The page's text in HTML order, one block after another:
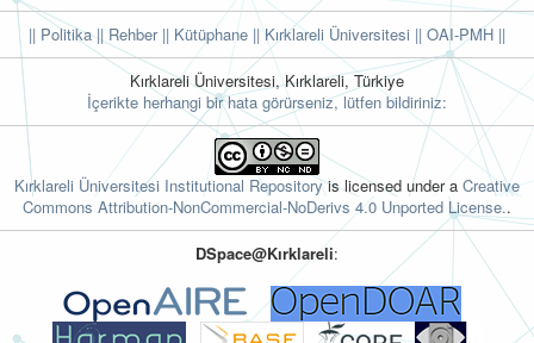
|| Politika|| Rehber|| Kütüphane || Kırklareli Üniversitesi || OAI-PMH ||
Kırklareli Üniversitesi, Kırklareli, Türkiye
İçerikte herhangi bir hata görürseniz, lütfen bildiriniz:
Kırklareli Üniversitesi Institutional Repositoryis licensed under a Creative
Commons Attribution-NonCommercial-NoDerivs 4.0 Unported License..
DSpace@Kırklareli: